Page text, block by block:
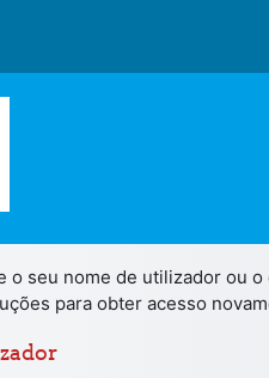
o seu nome de utilizador ou
para obter acesso